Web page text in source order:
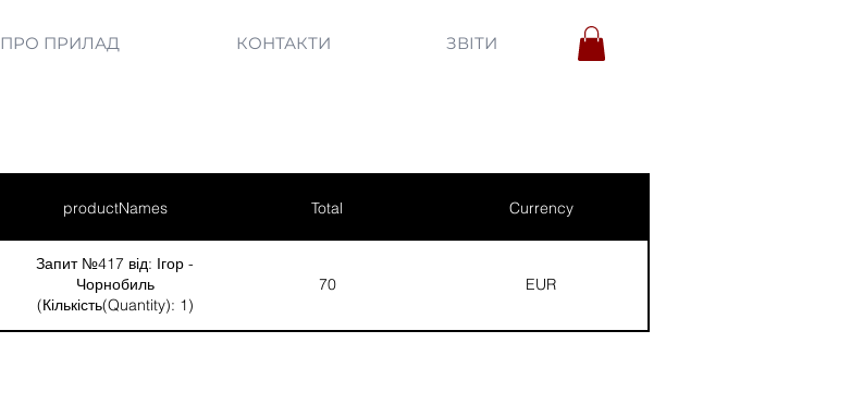
ПРО ПРИЛАД КОНТАКТИ ЗВІТИ
productNames Total Currency
Запит №417 від: Ігор -
Чорнобиль
(Кількість(Quantity): 1)
70 EUR